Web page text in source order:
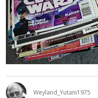
Weyland_Yutani1975